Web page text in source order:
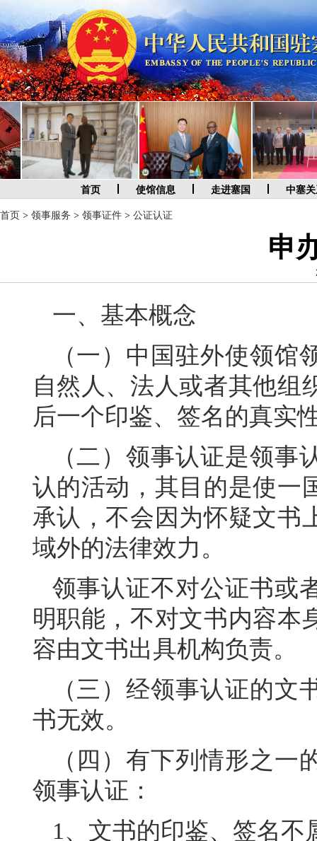
首页 使馆信息 走进塞国 中塞
首页 > 领事服务 > 领事证件 > 公证认证
申
一、基本概念
（一）中国驻外使领
自然人、法人或者其他组
后一个印鉴、签名的真实
（二）领事认证是领
认的活动，其目的是使一
承认，不会因为怀疑文书
域外的法律效力。
领事认证不对公证书或
明职能，不对文书内容本
容由文书出具机构负责。
（三）经领事认证的
书无效。
（四）有下列情形之
领事认证：
1、文书的印鉴、签名不